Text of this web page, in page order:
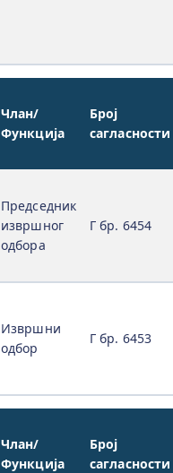
Члан/
Функција
Број
сагласности
Председник
извршног
одбора
Г бр. 6454
Извршни
одбор
Г бр. 6453
Члан/
Функција
Број
сагласности